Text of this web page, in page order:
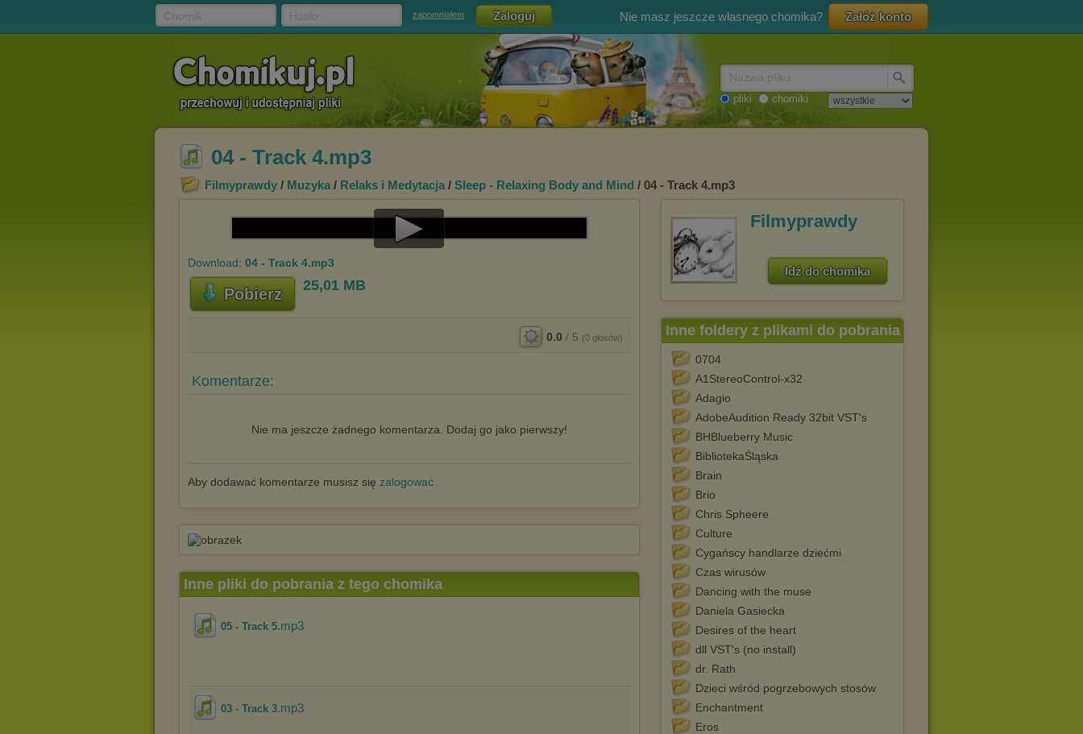
zapomniałem Nie masz jeszcze własnego chomika? Załóż konto
pliki chomiki
04 - Track 4.mp3
Filmyprawdy / Muzyka / Relaks i Medytacja / Sleep - Relaxing Body and Mind / 04 - Track 4.mp3
Play
Download: 04 - Track 4.mp3
Pobierz 25,01 MB
0.0 / 5 (0 głosów)
Komentarze:
Nie ma jeszcze żadnego komentarza. Dodaj go jako pierwszy!
Aby dodawać komentarze musisz się zalogować
Filmyprawdy
Idź do chomika
Inne foldery z plikami do pobrania
0704
A1StereoControl-x32
Adagio
AdobeAudition Ready 32bit VST's
BHBlueberry Music
BibliotekaŚląska
Brain
Brio
Chris Spheere
Culture
Cygańscy handlarze dziećmi
Czas wirusów
Dancing with the muse
Daniela Gasiecka
Desires of the heart
dll VST's (no install)
dr. Rath
Dzieci wśród pogrzebowych stosów
Enchantment
Eros
Inne pliki do pobrania z tego chomika
05 - Track 5.mp3
03 - Track 3.mp3